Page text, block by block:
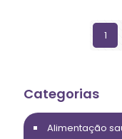
1
Categorias
Alimentação